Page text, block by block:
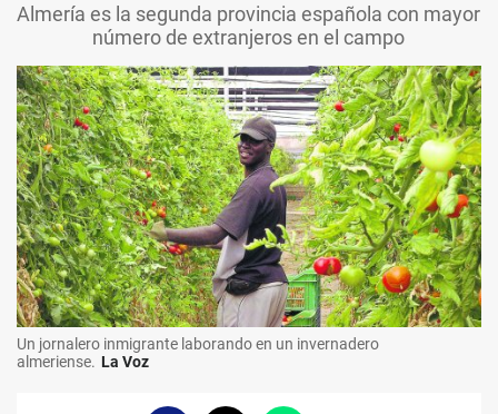
Almería es la segunda provincia española con mayor
número de extranjeros en el campo
Un jornalero inmigrante laborando en un invernadero
almeriense. La Voz